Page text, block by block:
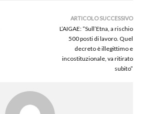
ARTICOLO SUCCESSIVO
L’AIGAE: “Sull’Etna, a rischio
500 posti di lavoro. Quel
decreto è illegittimo e
incostituzionale, va ritirato
subito”